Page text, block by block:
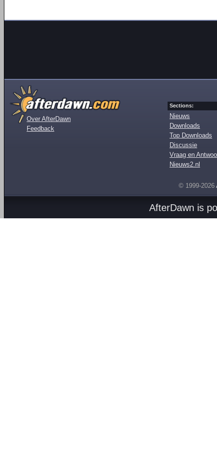
Over AfterDawn
Feedback
Sections:
Nieuws
Downloads
Top Downloads
Discussie
Vraag en
Nieuws2.nl
© 1999-2026
AfterDawn is